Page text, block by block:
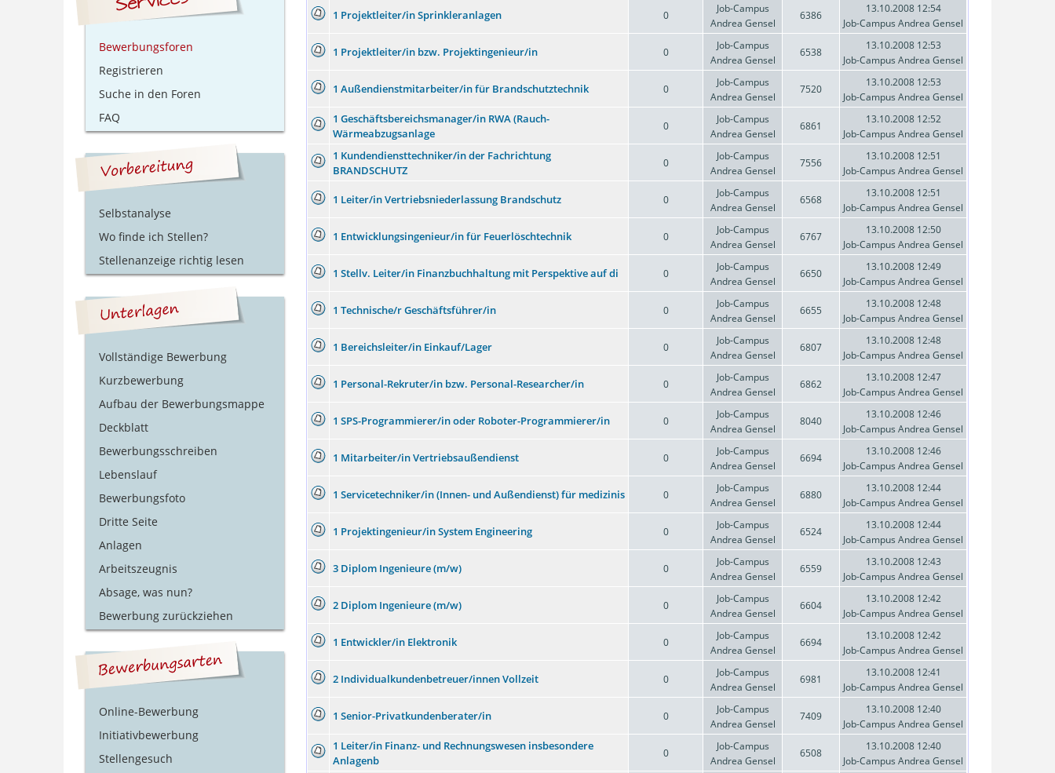
1 Projektleiter/in Sprinkleranlagen 0
Job-Campus
Andrea Gensel
6386
13.10.2008 12:54
Job-Campus Andrea Gensel
1 Projektleiter/in bzw. Projektingenieur/in 0
Job-Campus
Andrea Gensel
6538
13.10.2008 12:53
Job-Campus Andrea Gensel
1 Außendienstmitarbeiter/in für Brandschutztechnik 0
Job-Campus
Andrea Gensel
7520
13.10.2008 12:53
Job-Campus Andrea Gensel
1 Geschäftsbereichsmanager/in RWA (Rauch-
Wärmeabzugsanlage
0
Job-Campus
Andrea Gensel
6861
13.10.2008 12:52
Job-Campus Andrea Gensel
1 Kundendiensttechniker/in der Fachrichtung
BRANDSCHUTZ
0
Job-Campus
Andrea Gensel
7556
13.10.2008 12:51
Job-Campus Andrea Gensel
1 Leiter/in Vertriebsniederlassung Brandschutz 0
Job-Campus
Andrea Gensel
6568
13.10.2008 12:51
Job-Campus Andrea Gensel
1 Entwicklungsingenieur/in für Feuerlöschtechnik 0
Job-Campus
Andrea Gensel
6767
13.10.2008 12:50
Job-Campus Andrea Gensel
1 Stellv. Leiter/in Finanzbuchhaltung mit Perspektive auf di 0
Job-Campus
Andrea Gensel
6650
13.10.2008 12:49
Job-Campus Andrea Gensel
1 Technische/r Geschäftsführer/in 0
Job-Campus
Andrea Gensel
6655
13.10.2008 12:48
Job-Campus Andrea Gensel
1 Bereichsleiter/in Einkauf/Lager 0
Job-Campus
Andrea Gensel
6807
13.10.2008 12:48
Job-Campus Andrea Gensel
1 Personal-Rekruter/in bzw. Personal-Researcher/in 0
Job-Campus
Andrea Gensel
6862
13.10.2008 12:47
Job-Campus Andrea Gensel
1 SPS-Programmierer/in oder Roboter-Programmierer/in 0
Job-Campus
Andrea Gensel
8040
13.10.2008 12:46
Job-Campus Andrea Gensel
1 Mitarbeiter/in Vertriebsaußendienst 0
Job-Campus
Andrea Gensel
6694
13.10.2008 12:46
Job-Campus Andrea Gensel
1 Servicetechniker/in (Innen- und Außendienst) für medizinis 0
Job-Campus
Andrea Gensel
6880
13.10.2008 12:44
Job-Campus Andrea Gensel
1 Projektingenieur/in System Engineering 0
Job-Campus
Andrea Gensel
6524
13.10.2008 12:44
Job-Campus Andrea Gensel
3 Diplom Ingenieure (m/w) 0
Job-Campus
Andrea Gensel
6559
13.10.2008 12:43
Job-Campus Andrea Gensel
2 Diplom Ingenieure (m/w) 0
Job-Campus
Andrea Gensel
6604
13.10.2008 12:42
Job-Campus Andrea Gensel
1 Entwickler/in Elektronik 0
Job-Campus
Andrea Gensel
6694
13.10.2008 12:42
Job-Campus Andrea Gensel
2 Individualkundenbetreuer/innen Vollzeit 0
Job-Campus
Andrea Gensel
6981
13.10.2008 12:41
Job-Campus Andrea Gensel
1 Senior-Privatkundenberater/in 0
Job-Campus
Andrea Gensel
7409
13.10.2008 12:40
Job-Campus Andrea Gensel
1 Leiter/in Finanz- und Rechnungswesen insbesondere
Anlagenb
0
Job-Campus
Andrea Gensel
6508
13.10.2008 12:40
Job-Campus Andrea Gensel
Bewerbungsforen
Registrieren
Suche in den Foren
FAQ
Selbstanalyse
Wo finde ich Stellen?
Stellenanzeige richtig lesen
Vollständige Bewerbung
Kurzbewerbung
Aufbau der Bewerbungsmappe
Deckblatt
Bewerbungsschreiben
Lebenslauf
Bewerbungsfoto
Dritte Seite
Anlagen
Arbeitszeugnis
Absage, was nun?
Bewerbung zurückziehen
Online-Bewerbung
Initiativbewerbung
Stellengesuch